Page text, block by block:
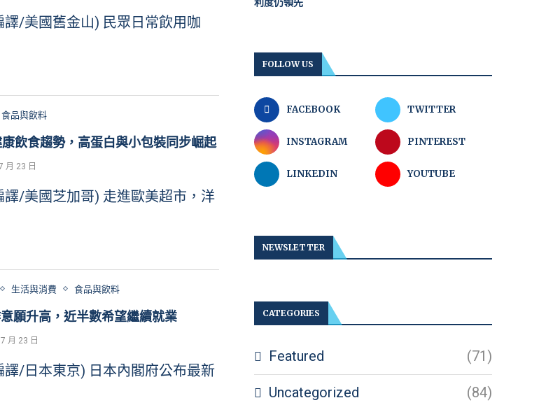
譯/美國舊金山) 民眾日常飲用咖
食品與飲料
飲食趨勢，高蛋白與小包裝同步崛起
月 23 日
譯/美國芝加哥) 走進歐美超市，洋
生活與消費 食品與飲料
願升高，近半數希望繼續就業
月 23 日
譯/日本東京) 日本內閣府公布最新
FOLLOW US
FACEBOOK TWITTER
INSTAGRAM PINTEREST
LINKEDIN YOUTUBE
NEWSLETTER
CATEGORIES
Featured (71)
Uncategorized (84)